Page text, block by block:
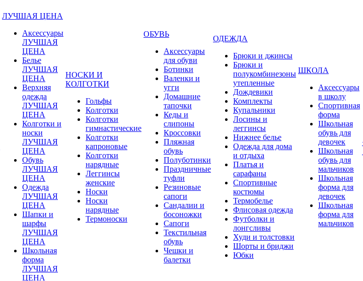
ЛУЧШАЯ ЦЕНА
Аксессуары
ЛУЧШАЯ
ЦЕНА
Белье
ЛУЧШАЯ
ЦЕНА
Верхняя
одежда
ЛУЧШАЯ
ЦЕНА
Колготки и
носки
ЛУЧШАЯ
ЦЕНА
Обувь
ЛУЧШАЯ
ЦЕНА
Одежда
ЛУЧШАЯ
ЦЕНА
Шапки и
шарфы
ЛУЧШАЯ
ЦЕНА
Школьная
форма
ЛУЧШАЯ
ЦЕНА
НОСКИ И
КОЛГОТКИ
Гольфы
Колготки
Колготки
гимнастические
Колготки
капроновые
Колготки
нарядные
Леггинсы
женские
Носки
Носки
нарядные
Термоноски
ОБУВЬ
Аксессуары
для обуви
Ботинки
Валенки и
угги
Домашние
тапочки
Кеды и
слипоны
Кроссовки
Пляжная
обувь
Полуботинки
Праздничные
туфли
Резиновые
сапоги
Сандалии и
босоножки
Сапоги
Текстильная
обувь
Чешки и
балетки
ОДЕЖДА
Брюки и джинсы
Брюки и
полукомбинезоны
утепленные
Дождевики
Комплекты
Купальники
Лосины и
леггинсы
Нижнее белье
Одежда для дома
и отдыха
Платья и
сарафаны
Спортивные
костюмы
Термобелье
Флисовая одежда
Футболки и
лонгсливы
Худи и толстовки
Шорты и бриджи
Юбки
ШКОЛА
Аксессуары
в школу
Спортивная
форма
Школьная
обувь для
девочек
Школьная
обувь для
мальчиков
Школьная
форма для
девочек
Школьная
форма для
мальчиков